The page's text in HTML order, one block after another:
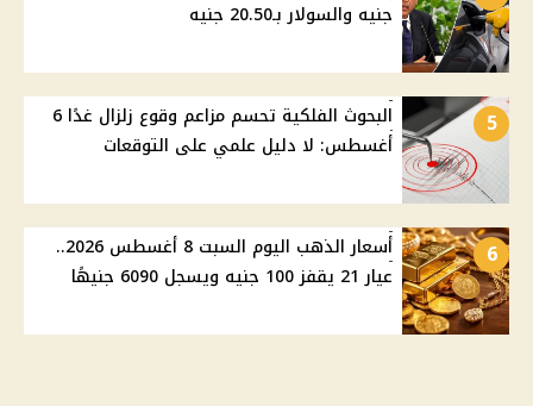
جنيه والسولار بـ20.50 جنيه
5
البحوث الفلكية تحسم مزاعم وقوع زلزال غدًا 6
أغسطس: لا دليل علمي على التوقعات
6
أسعار الذهب اليوم السبت 8 أغسطس 2026..
عيار 21 يقفز 100 جنيه ويسجل 6090 جنيهًا